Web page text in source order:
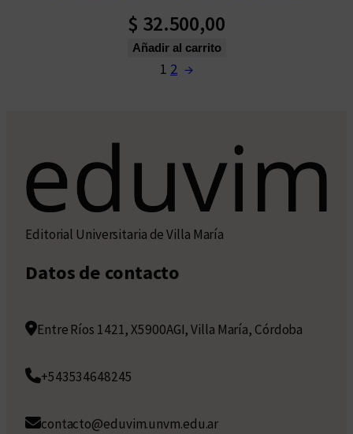
$ 32.500,00
Añadir al carrito
1 2 →
Editorial Universitaria de Villa María
Datos de contacto
Entre Ríos 1421, X5900AGI, Villa María, Córdoba
+543534648245
contacto@eduvim.unvm.edu.ar